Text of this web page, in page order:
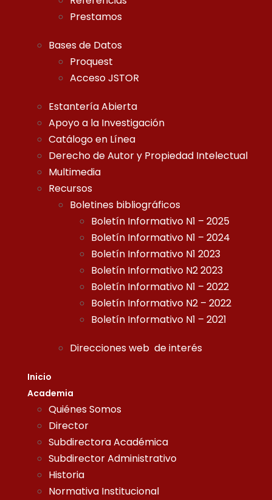
Prestamos
Bases de Datos
Proquest
Acceso JSTOR
Estantería Abierta
Apoyo a la Investigación
Catálogo en Línea
Derecho de Autor y Propiedad Intelectual
Multimedia
Recursos
Boletines bibliográficos
Boletín Informativo N1 – 2025
Boletín Informativo N1 – 2024
Boletín Informativo N1 2023
Boletín Informativo N2 2023
Boletín Informativo N1 – 2022
Boletín Informativo N2 – 2022
Boletín Informativo N1 – 2021
Direcciones web de interés
Inicio
Academia
Quiénes Somos
Director
Subdirectora Académica
Subdirector Administrativo
Historia
Normativa Institucional